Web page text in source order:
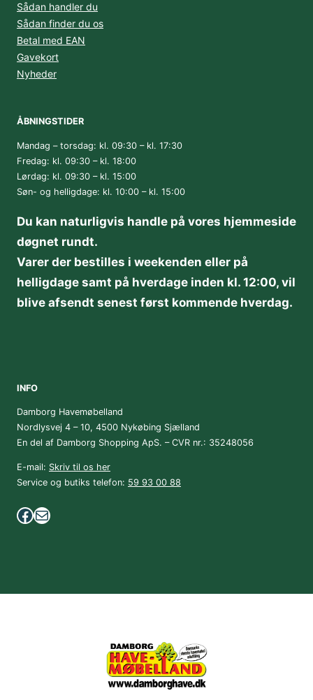
Sådan handler du
Sådan finder du os
Betal med EAN
Gavekort
Nyheder
ÅBNINGSTIDER
Mandag – torsdag: kl. 09:30 – kl. 17:30
Fredag: kl. 09:30 – kl. 18:00
Lørdag: kl. 09:30 – kl. 15:00
Søn- og helligdage: kl. 10:00 – kl. 15:00
Du kan naturligvis handle på vores hjemmeside
døgnet rundt.
Varer der bestilles i weekenden eller på
helligdage samt på hverdage inden kl. 12:00, vil
blive afsendt senest først kommende hverdag.
INFO
Damborg Havemøbelland
Nordlysvej 4 – 10, 4500 Nykøbing Sjælland
En del af Damborg Shopping ApS. – CVR nr.: 35248056
E-mail: Skriv til os her
Service og butiks telefon: 59 93 00 88
Facebook
Mail